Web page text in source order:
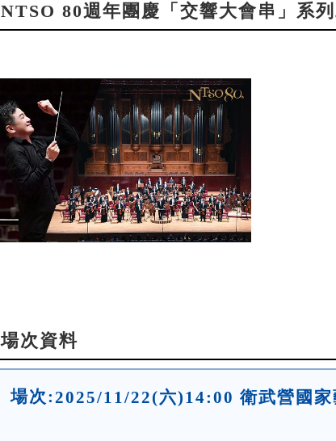
NTSO 80週年團慶「交響大會串」系
場次資料
場次:2025/11/22(六)14:00 衛武營國家